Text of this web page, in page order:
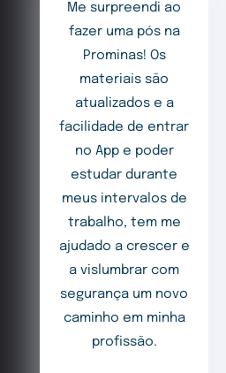
Me surpreendi ao
fazer uma pós na
Prominas! Os
materiais são
atualizados e a
facilidade de entrar
no App e poder
estudar durante
meus intervalos de
trabalho, tem me
ajudado a crescer e
a vislumbrar com
segurança um novo
caminho em minha
profissão.